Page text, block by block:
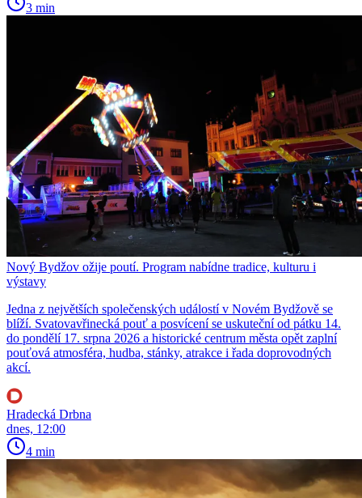
3 min
Nový Bydžov ožije poutí. Program nabídne tradice, kulturu i
výstavy
Jedna z největších společenských událostí v Novém Bydžově se
blíží. Svatovavřinecká pouť a posvícení se uskuteční od pátku 14.
do pondělí 17. srpna 2026 a historické centrum města opět zaplní
pouťová atmosféra, hudba, stánky, atrakce i řada doprovodných
akcí.
Hradecká Drbna
dnes, 12:00
4 min